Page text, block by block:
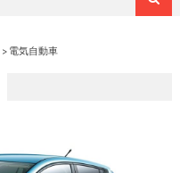
>電気自動車